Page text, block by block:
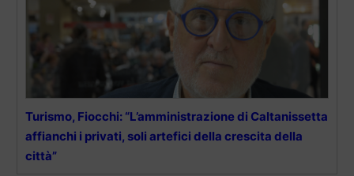
Turismo, Fiocchi: “L’amministrazione di Caltanissetta
affianchi i privati, soli artefici della crescita della
città”